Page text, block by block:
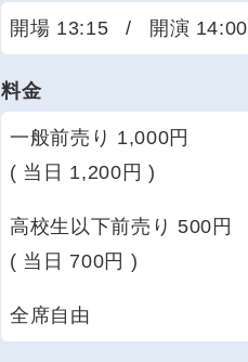
開場 13:15 / 開演 14:00
料金
一般前売り 1,000円
( 当日 1,200円 )
高校生以下前売り 500円
( 当日 700円 )
全席自由